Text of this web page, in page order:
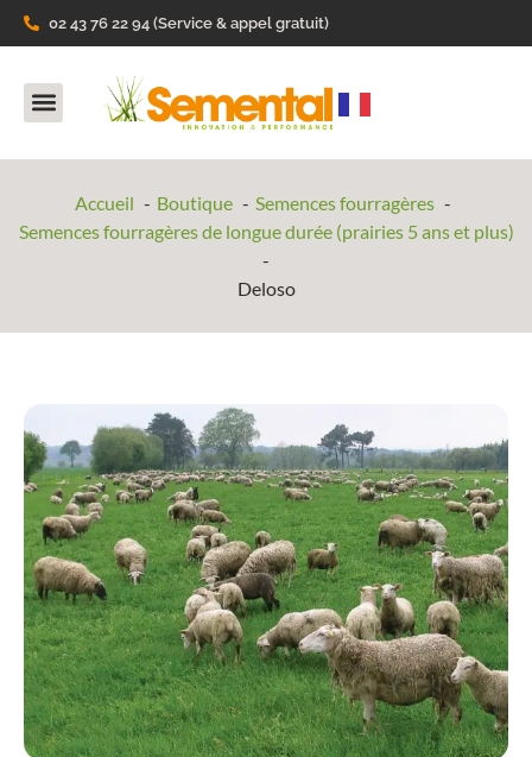
02 43 76 22 94 (Service & appel gratuit)
Accueil Boutique
Semences fourragères
Semences fourragères de longue durée (prairies 5 ans et plus)
Deloso